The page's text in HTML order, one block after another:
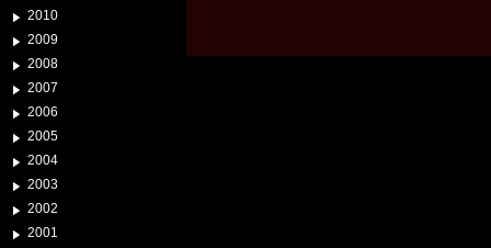
2010
2009
2008
2007
2006
2005
2004
2003
2002
2001